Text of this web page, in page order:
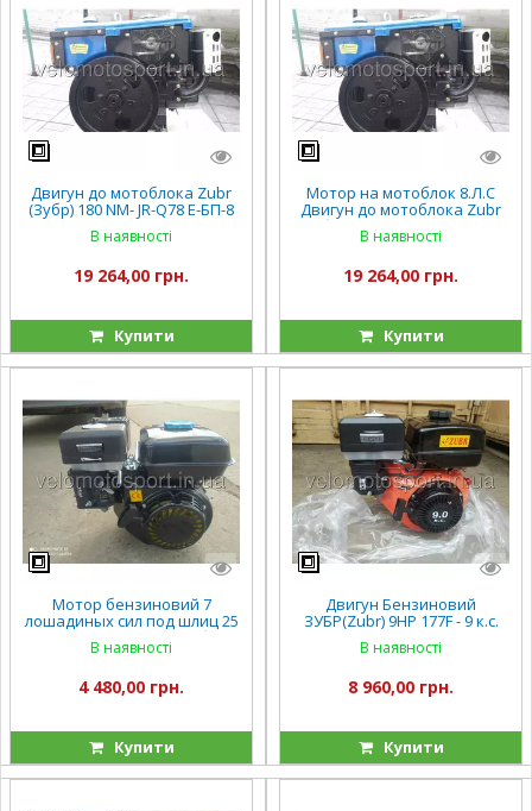
Двигун до мотоблока Zubr
(Зубр) 180 NM- JR-Q78 Е-БП-8
к.с. електро ПЛЮС
В наявності
19 264,00 грн.
Купити
Мотор на мотоблок 8.Л.С
Двигун до мотоблока Zubr
(Зубр) 180 NM- JR-Q78 Е-БП-8
к.с. електро ПЛЮС
В наявності
19 264,00 грн.
Купити
Мотор бензиновий 7
лошадиных сил под шлиц 25
мм Двигатель на мотоблок
Зубр(Zubr) 170F под шлицы
В наявності
4 480,00 грн.
Купити
Двигун Бензиновий
ЗУБР(Zubr) 9HP 177F - 9 к.с.
під шліци діаметр 25 мм
В наявності
8 960,00 грн.
Купити